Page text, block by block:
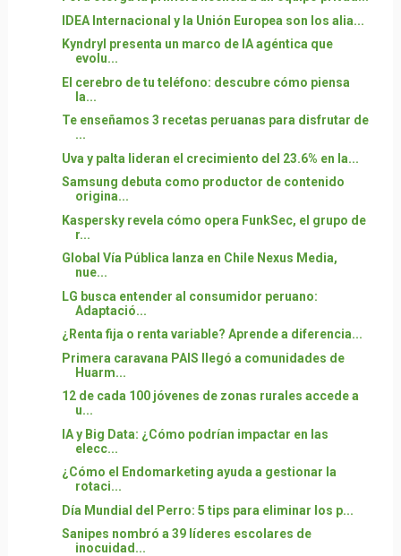
IDEA Internacional y la Unión Europea son los alia...
Kyndryl presenta un marco de IA agéntica que
evolu...
El cerebro de tu teléfono: descubre cómo piensa
la...
Te enseñamos 3 recetas peruanas para disfrutar de
...
Uva y palta lideran el crecimiento del 23.6% en la...
Samsung debuta como productor de contenido
origina...
Kaspersky revela cómo opera FunkSec, el grupo de
r...
Global Vía Pública lanza en Chile Nexus Media,
nue...
LG busca entender al consumidor peruano:
Adaptació...
¿Renta fija o renta variable? Aprende a diferencia...
Primera caravana PAIS llegó a comunidades de
Huarm...
12 de cada 100 jóvenes de zonas rurales accede a
u...
IA y Big Data: ¿Cómo podrían impactar en las
elecc...
¿Cómo el Endomarketing ayuda a gestionar la
rotaci...
Día Mundial del Perro: 5 tips para eliminar los p...
Sanipes nombró a 39 líderes escolares de
inocuidad...